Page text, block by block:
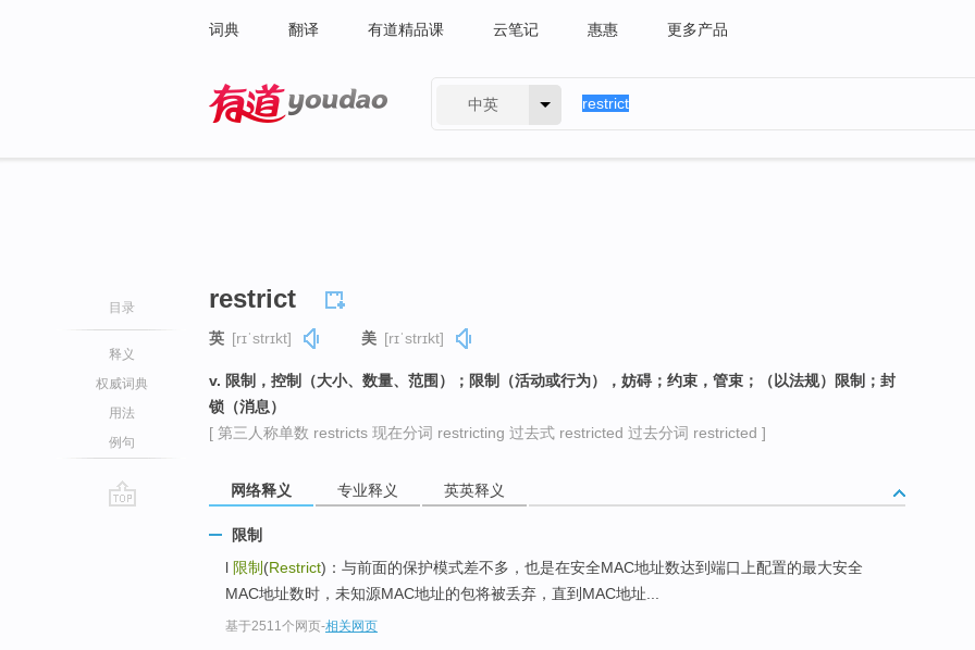
词典 翻译 有道精品课 云笔记 惠惠 更多产品
中英
目录
释义
权威词典
用法
例句
restrict
英 [rɪˈstrɪkt] 美 [rɪˈstrɪkt]
v. 限制，控制（大小、数量、范围）；限制（活动或行为），妨碍；约束，管束；（以法规）限制；封
锁（消息）
[ 第三人称单数 restricts 现在分词 restricting 过去式 restricted 过去分词 restricted ]
网络释义 专业释义 英英释义
限制
l 限制 (Restrict)：与前面的保护模式差不多，也是在安全MAC地址数达到端口上配置的最大安全
MAC地址数时，未知源MAC地址的包将被丢弃，直到MAC地址...
基于2511个网页-相关网页